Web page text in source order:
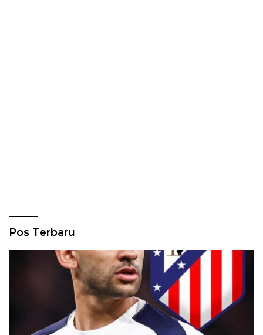
Pos Terbaru